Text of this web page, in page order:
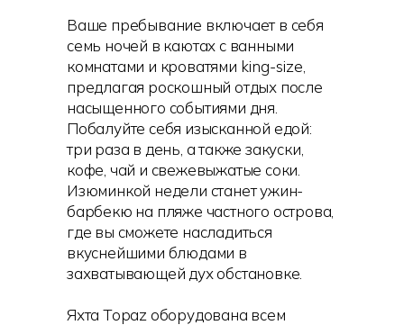
Ваше пребывание включает в себя
семь ночей в каютах с ванными
комнатами и кроватями king-size,
предлагая роскошный отдых после
насыщенного событиями дня.
Побалуйте себя изысканной едой:
три раза в день, а также закуски,
кофе, чай и свежевыжатые соки.
Изюминкой недели станет ужин-
барбекю на пляже частного острова,
где вы сможете насладиться
вкуснейшими блюдами в
захватывающей дух обстановке.
Яхта Topaz оборудована всем